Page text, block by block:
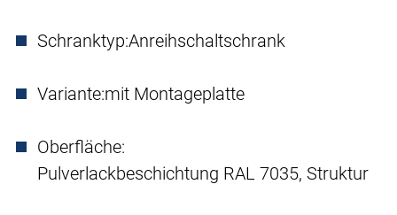
Schranktyp:Anreihschaltschrank
Variante:mit Montageplatte
Oberfläche:
Pulverlackbeschichtung RAL 7035, Struktur